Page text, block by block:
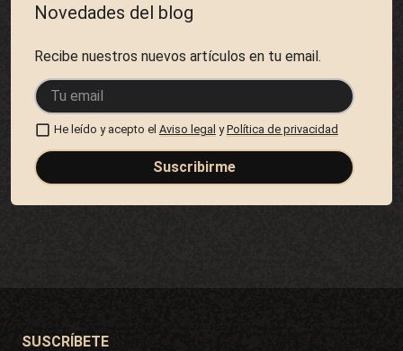
Novedades del blog
Recibe nuestros nuevos artículos en tu email.
He leído y acepto el Aviso legal yPolítica de privacidad
Suscribirme
SUSCRÍBETE